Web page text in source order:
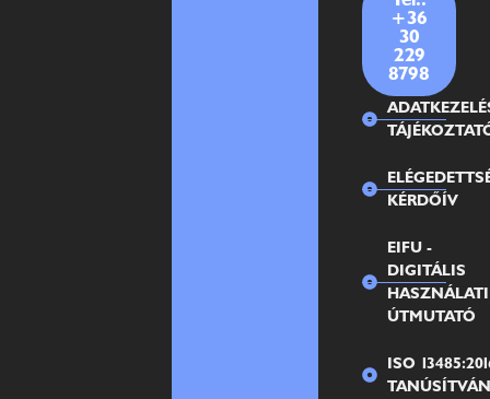
+36
30
229
8798
KÉRDŐÍV
EIFU -
DIGITÁLIS
HASZNÁLATI
ÚTMUTATÓ
ISO